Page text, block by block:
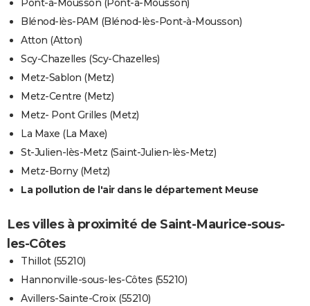
Pont-à-Mousson (Pont-à-Mousson)
Blénod-lès-PAM (Blénod-lès-Pont-à-Mousson)
Atton (Atton)
Scy-Chazelles (Scy-Chazelles)
Metz-Sablon (Metz)
Metz-Centre (Metz)
Metz- Pont Grilles (Metz)
La Maxe (La Maxe)
St-Julien-lès-Metz (Saint-Julien-lès-Metz)
Metz-Borny (Metz)
La pollution de l'air dans le département Meuse
Les villes à proximité de Saint-Maurice-sous-
les-Côtes
Thillot (55210)
Hannonville-sous-les-Côtes (55210)
Avillers-Sainte-Croix (55210)